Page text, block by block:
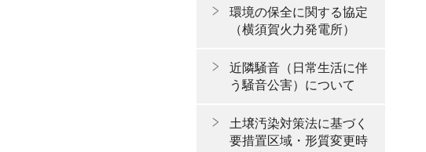
環境の保全に関する協定
（横須賀火力発電所）
近隣騒音（日常生活に伴
う騒音公害）について
土壌汚染対策法に基づく
要措置区域・形質変更時